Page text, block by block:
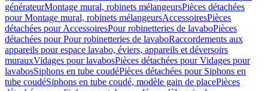
générateurMontage mural, robinets mélangeursPièces détachées
pour Montage mural, robinets mélangeursAccessoiresPièces
détachées pour AccessoiresPour robinetteries de lavaboPièces
détachées pour Pour robinetteries de lavaboRaccordements aux
appareils pour espace lavabo, éviers, appareils et déversoirs
murauxVidages pour lavabosPièces détachées pour Vidages pour
lavabosSiphons en tube coudéPièces détachées pour Siphons en
tube coudéSiphons en tube coudé, modèle gain de placePièces